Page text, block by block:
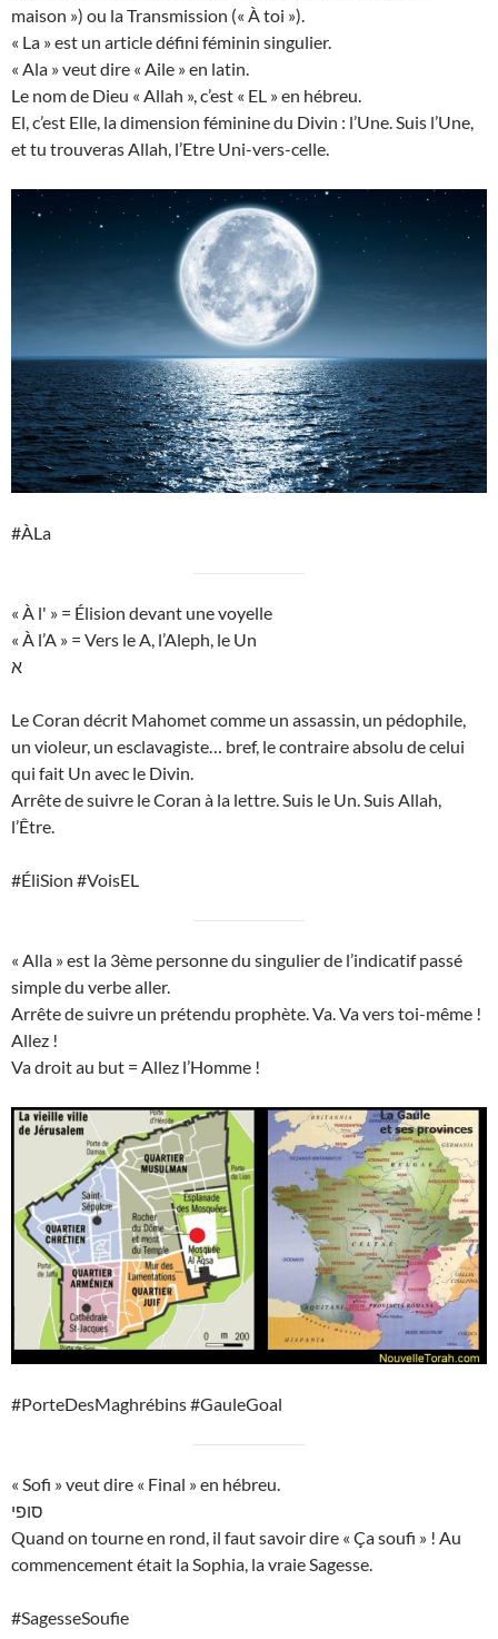
maison ») ou la Transmission (« À toi »).
« La » est un article défini féminin singulier.
« Ala » veut dire « Aile » en latin.
Le nom de Dieu « Allah », c’est « EL » en hébreu.
El, c’est Elle, la dimension féminine du Divin : l’Une. Suis l’Une,
et tu trouveras Allah, l’Etre Uni-vers-celle.
#ÀLa
« À l' » = Élision devant une voyelle
« À l’A » = Vers le A, l’Aleph, le Un
א
Le Coran décrit Mahomet comme un assassin, un pédophile,
un violeur, un esclavagiste… bref, le contraire absolu de celui
qui fait Un avec le Divin.
Arrête de suivre le Coran à la lettre. Suis le Un. Suis Allah,
l’Être.
#ÉliSion #VoisEL
« Alla » est la 3ème personne du singulier de l’indicatif passé
simple du verbe aller.
Arrête de suivre un prétendu prophète. Va. Va vers toi-même !
Allez !
Va droit au but = Allez l’Homme !
#PorteDesMaghrébins #GauleGoal
« Sofi » veut dire « Final » en hébreu.
סופי
Quand on tourne en rond, il faut savoir dire « Ça soufi » ! Au
commencement était la Sophia, la vraie Sagesse.
#SagesseSoufie